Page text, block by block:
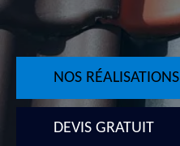
NOS RÉALISATIONS
DEVIS GRATUIT